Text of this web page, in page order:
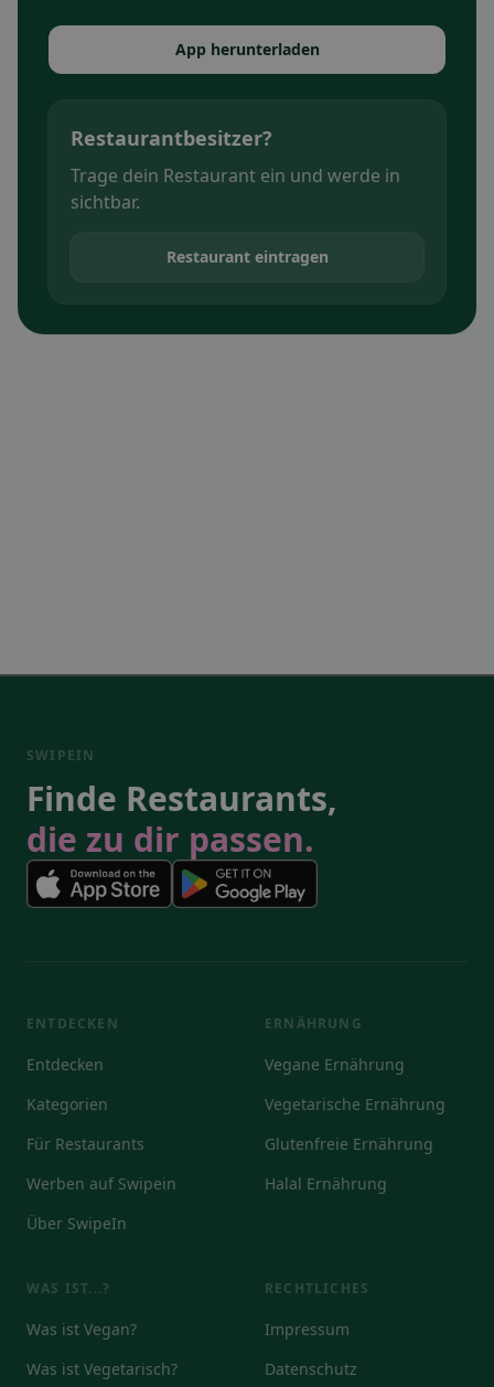
App herunterladen
Restaurantbesitzer?
Trage dein Restaurant ein und werde in
sichtbar.
Restaurant eintragen
SWIPEIN
Finde Restaurants,
die zu dir passen.
ENTDECKEN
Entdecken
Kategorien
Für Restaurants
Werben auf Swipein
Über SwipeIn
ERNÄHRUNG
Vegane Ernährung
Vegetarische Ernährung
Glutenfreie Ernährung
Halal Ernährung
WAS IST...?
Was ist Vegan?
Was ist Vegetarisch?
RECHTLICHES
Impressum
Datenschutz